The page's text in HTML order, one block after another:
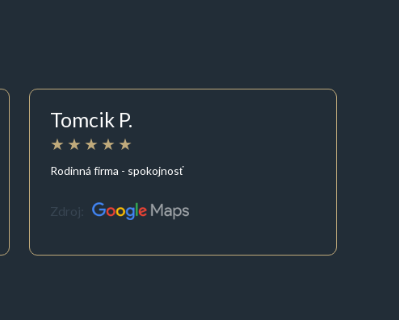
Tomcik P.
Rodinná firma - spokojnosť
Zdroj: